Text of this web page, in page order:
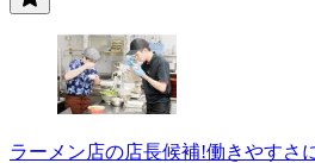
ラーメン店の店長候補!働きやすさ